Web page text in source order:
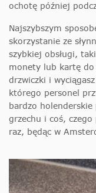
ochotę później
Najszybszym
skorzystanie ze
szybkiej obsługi,
monety lub kartę do
drzwiczki i
którego personel
bardzo holenderskie
grzechu i coś,
raz, będąc w